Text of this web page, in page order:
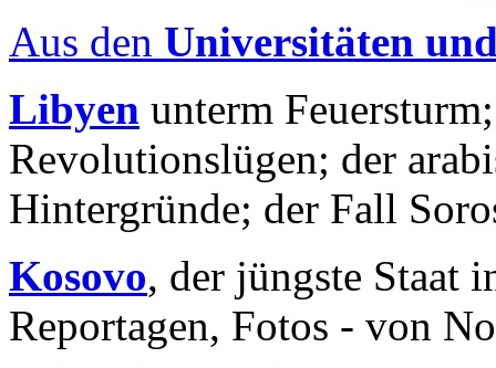
Aus den Universitäten
Libyen unterm
Revolutionslügen; der
Hintergründe; der Fall
Kosovo, der jüngste Staat
Reportagen, Fotos - von